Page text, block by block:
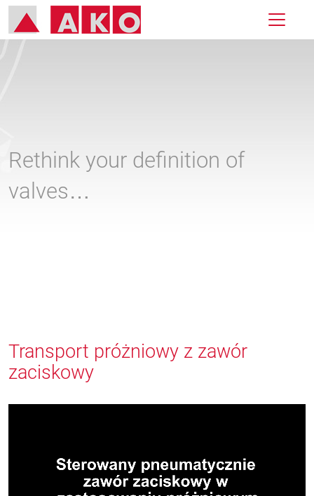
Rethink your definition of
valves…
Transport próżniowy z zawór
zaciskowy